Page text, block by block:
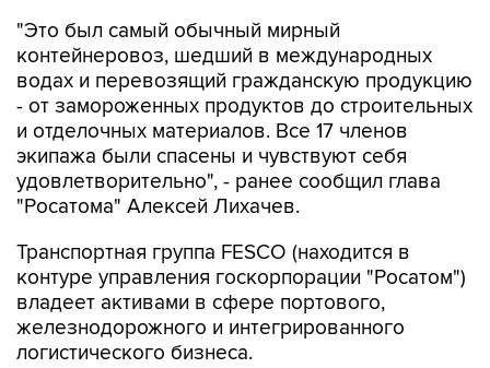
"Это был самый обычный мирный
контейнеровоз, шедший в международных
водах и перевозящий гражданскую продукцию
- от замороженных продуктов до строительных
и отделочных материалов. Все 17 членов
экипажа были спасены и чувствуют себя
удовлетворительно", - ранее сообщил глава
"Росатома" Алексей Лихачев.
Транспортная группа FESCO (находится в
контуре управления госкорпорации "Росатом")
владеет активами в сфере портового,
железнодорожного и интегрированного
логистического бизнеса.